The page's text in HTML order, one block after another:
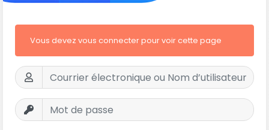
Vous devez vous connecter pour voir cette page